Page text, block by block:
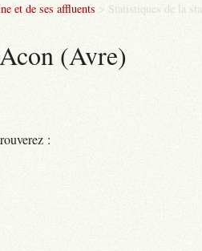
et de ses affluents > Statistiques de la
(Avre)
: